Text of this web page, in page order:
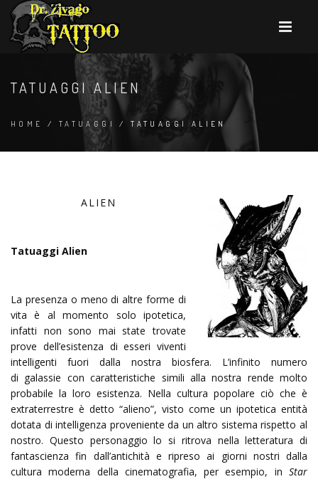
TATUAGGI ALIEN
HOME / TATUAGGI / TATUAGGI ALIEN
ALIEN
Tatuaggi Alien
La presenza o meno di altre forme di
vita è al momento solo ipotetica,
infatti non sono mai state trovate
prove dell’esistenza di esseri viventi
intelligenti fuori dalla nostra biosfera. L’infinito numero
di galassie con caratteristiche simili alla nostra rende molto
probabile la loro esistenza. Nella cultura popolare ciò che è
extraterrestre è detto “alieno”, visto come un ipotetica entità
dotata di intelligenza proveniente da un altro sistema rispetto al
nostro. Questo personaggio lo si ritrova nella letteratura di
fantascienza fin dall’antichità e ripreso ai giorni nostri dalla
cultura moderna della cinematografia, per esempio, in Star